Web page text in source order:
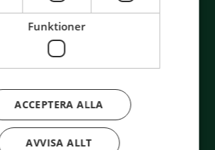
Funktioner
ACCEPTERA ALLA
AVVISA ALLT